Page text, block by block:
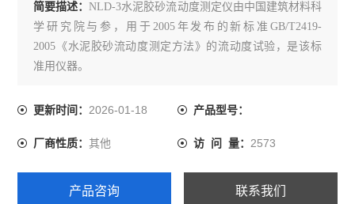
水泥游离氧化钙测定仪
水泥净浆稠度仪 水泥净浆漏斗
水泥稠度仪
雷氏夹测定仪
雷氏沸煮箱
简要描述：NLD-3水泥胶砂流动度测定仪由中国建筑材料科
学研究院与参，用于2005年发布的新标准GB/T2419-
2005《水泥胶砂流动度测定方法》的流动度试验，是该标
准用仪器。
方法》的要求设计制造的,主要用于测定水泥胶砂流动度数
更新时间：2026-01-18 产品型号：
厂商性质：其他 访 问 量： 2573
产品咨询 联系我们